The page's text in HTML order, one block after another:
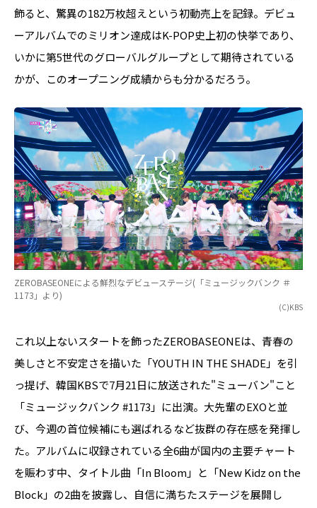
飾ると、驚異の182万枚超えという初動売上を記録。デビュ
ーアルバムでのミリオン達成はK-POP史上初の快挙であり、
いかに第5世代のグローバルグループとして期待されている
かが、このオープニング成績からも分かるだろう。
ZEROBASEONEによる鮮烈なデビューステージ(「ミュージックバンク ＃
1173」より)
(C)KBS
これ以上ないスタートを飾ったZEROBASEONEは、青春の
美しさと不安定さを描いた「YOUTH IN THE SHADE」を引
っ提げ、韓国KBSで7月21日に放送された"ミューバン"こと
「ミュージックバンク #1173」に出演。大先輩のEXOと並
び、今週の首位候補にも選ばれるなど抜群の存在感を発揮し
た。アルバムに収録されている全6曲が国内の主要チャート
を賑わす中、タイトル曲「In Bloom」と「New Kidz on the
Block」の2曲を披露し、自信に満ちたステージを展開し